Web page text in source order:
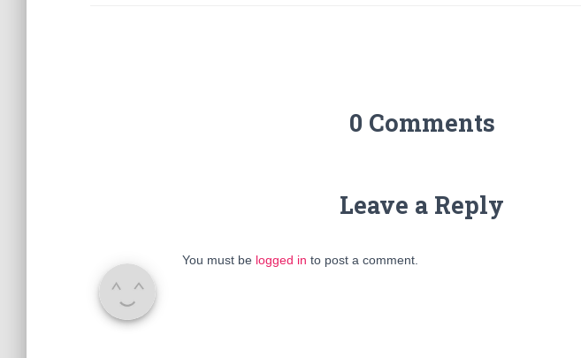
0 Comments
Leave a Reply
You must be logged in to post a comment.